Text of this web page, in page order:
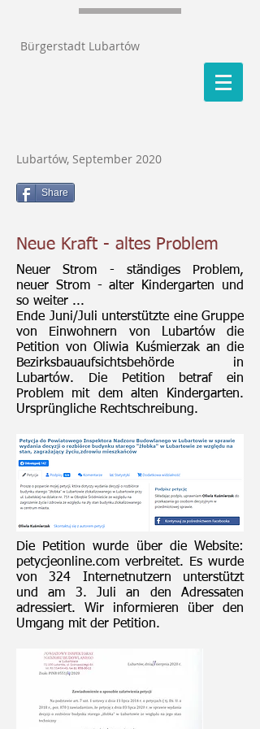
Bürgerstadt Lubartów
Lubartów, September 2020
Share
Neue Kraft - altes Problem
Neuer Strom - ständiges Problem,
neuer Strom - alter Kindergarten und
so weiter ...
Ende Juni/Juli unterstützte eine Gruppe
von Einwohnern von Lubartów die
Petition von Oliwia Kuśmierzak an die
Bezirksbauaufsichtsbehörde in
Lubartów. Die Petition betraf ein
Problem mit dem alten Kindergarten.
Ursprüngliche Rechtschreibung.
Die Petition wurde über die Website:
petycjeonline.com verbreitet. Es wurde
von 324 Internetnutzern unterstützt
und am 3. Juli an den Adressaten
adressiert. Wir informieren über den
Umgang mit der Petition.